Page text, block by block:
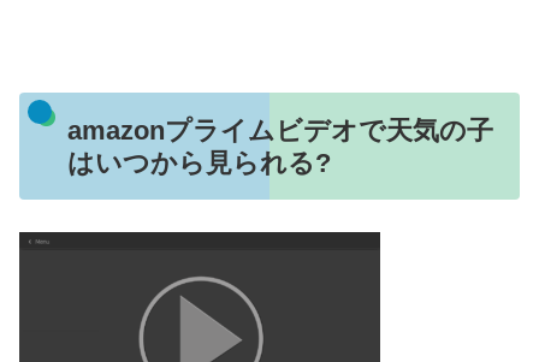
amazonプライムビデオで天気の子
はいつから見られる?